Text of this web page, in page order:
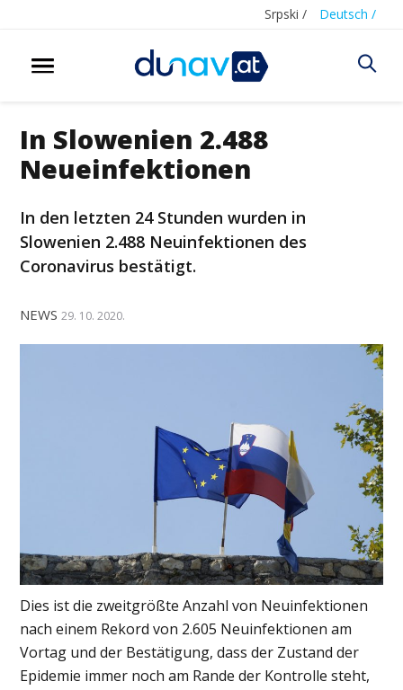
Srpski / Deutsch /
In Slowenien 2.488
Neueinfektionen
In den letzten 24 Stunden wurden in
Slowenien 2.488 Neuinfektionen des
Coronavirus bestätigt.
NEWS 29. 10. 2020.
Dies ist die zweitgrößte Anzahl von Neuinfektionen
nach einem Rekord von 2.605 Neuinfektionen am
Vortag und der Bestätigung, dass der Zustand der
Epidemie immer noch am Rande der Kontrolle steht,